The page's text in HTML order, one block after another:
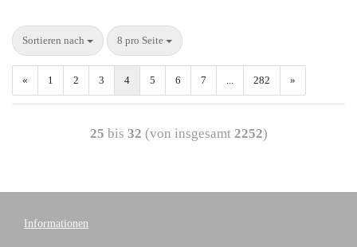
Sortieren nach 8 pro Seite
« 1 2 3 4 5 6 7 ... 282 »
25 bis 32 (von insgesamt 2252)
Informationen